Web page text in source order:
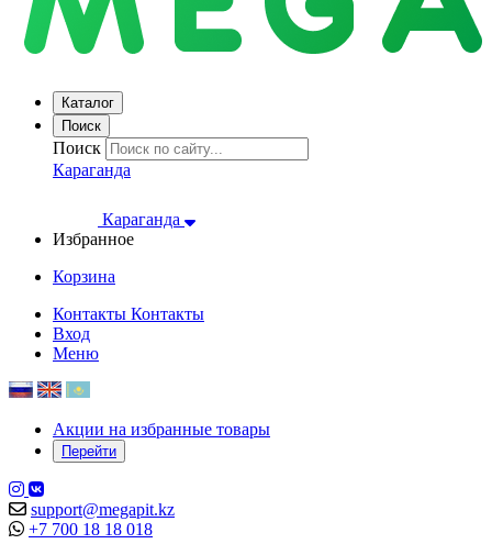
Каталог
Поиск
Поиск
Караганда
Караганда
Избранное
Корзина
Контакты Контакты
Вход
Меню
Акции на избранные товары
Перейти
support@megapit.kz
+7 700 18 18 018